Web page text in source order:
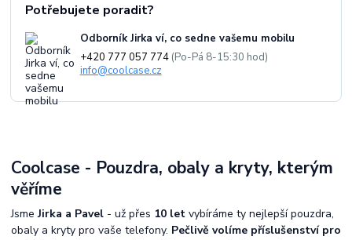
Potřebujete poradit?
Odborník Jirka ví, co sedne vašemu mobilu
+420 777 057 774 (Po-Pá 8-15:30 hod)
info@coolcase.cz
Coolcase - Pouzdra, obaly a kryty, kterým
věříme
JsmeJirka a Pavel - už přes 10 let vybíráme ty nejlepší pouzdra,
obaly a kryty pro vaše telefony. Pečlivě volíme příslušenství pro